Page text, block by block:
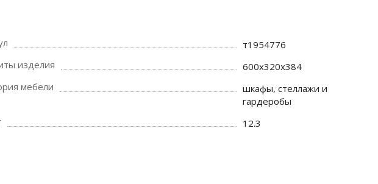
т1954776
изделия
600х320х384
мебели
шкафы, стеллажи и
гардеробы
12.3